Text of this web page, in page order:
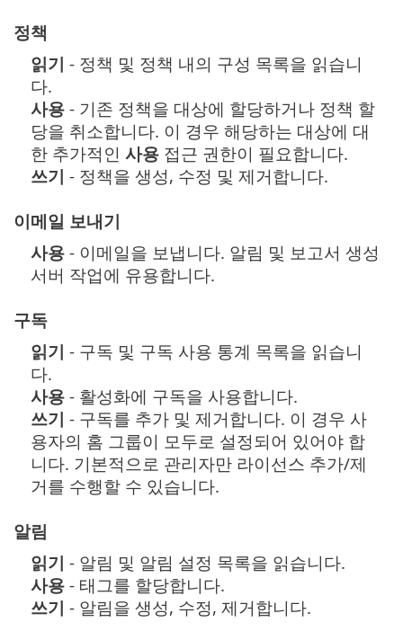
정책
읽기 - 정책 및 정책 내의 구성 목록을 읽습니
다.
사용 - 기존 정책을 대상에 할당하거나 정책 할
당을 취소합니다. 이 경우 해당하는 대상에 대
한 추가적인 사용 접근 권한이 필요합니다.
쓰기 - 정책을 생성, 수정 및 제거합니다.
이메일 보내기
사용 - 이메일을 보냅니다. 알림 및 보고서 생성
서버 작업에 유용합니다.
구독
읽기 - 구독 및 구독 사용 통계 목록을 읽습니
다.
사용 - 활성화에 구독을 사용합니다.
쓰기 - 구독를 추가 및 제거합니다. 이 경우 사
용자의 홈 그룹이 모두로 설정되어 있어야 합
니다. 기본적으로 관리자만 라이선스 추가/제
거를 수행할 수 있습니다.
알림
읽기 - 알림 및 알림 설정 목록을 읽습니다.
사용 - 태그를 할당합니다.
쓰기 - 알림을 생성, 수정, 제거합니다.